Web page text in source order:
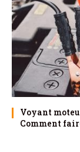
Voyant
Comment